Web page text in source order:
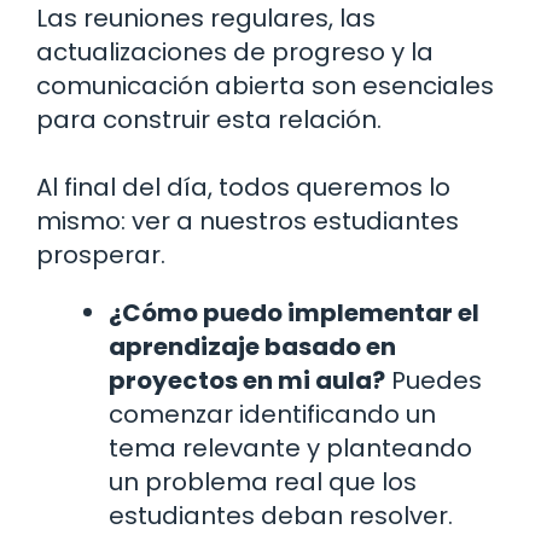
Las reuniones regulares, las
actualizaciones de progreso y la
comunicación abierta son esenciales
para construir esta relación.
Al final del día, todos queremos lo
mismo: ver a nuestros estudiantes
prosperar.
¿Cómo puedo implementar el
aprendizaje basado en
proyectos en mi aula? Puedes
comenzar identificando un
tema relevante y planteando
un problema real que los
estudiantes deban resolver.